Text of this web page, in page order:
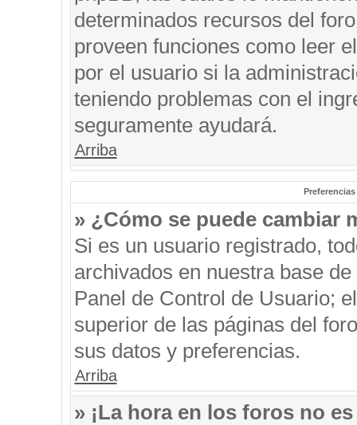
determinados recursos del
proveen funciones como leer
por el usuario si la
teniendo problemas con el
seguramente ayudará.
Arriba
» ¿Cómo se puede cambiar
Si es un usuario registrado,
archivados en nuestra base
Panel de Control de Usuario;
superior de las páginas del
sus datos y preferencias.
Arriba
» ¡La hora en los foros no